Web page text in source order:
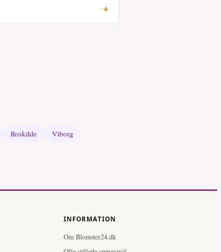
+
Roskilde Viborg
INFORMATION
Om Blomster24.dk